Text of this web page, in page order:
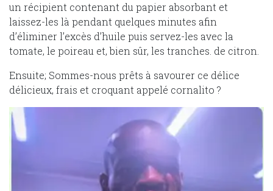
un récipient contenant du papier absorbant et
laissez-les là pendant quelques minutes afin
d’éliminer l’excès d’huile puis servez-les avec la
tomate, le poireau et, bien sûr, les tranches. de citron.
Ensuite; Sommes-nous prêts à savourer ce délice
délicieux, frais et croquant appelé cornalito ?